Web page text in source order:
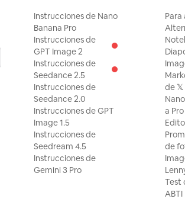
Instrucciones de Nano
Banana Pro
Instrucciones de
GPT Image 2
Instrucciones de
Seedance 2.5
Instrucciones de
Seedance 2.0
Instrucciones de GPT
Image 1.5
Instrucciones de
Seedream 4.5
Instrucciones de
Gemini 3 Pro
de 𝕏
a Pro
de
Test
ABTI